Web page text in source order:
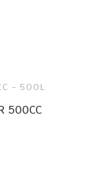
- 500L
500CC